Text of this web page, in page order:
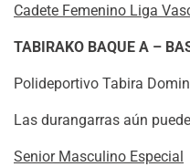
Cadete Femenino Liga
TABIRAKO BAQUE A –
Polideportivo Tabira
Las durangarras aún
Senior Masculino Especial